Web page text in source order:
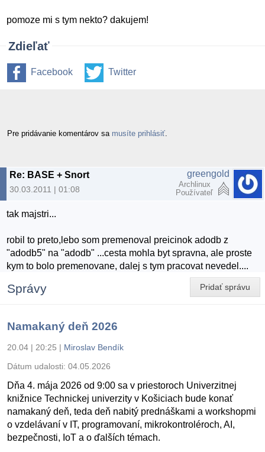
pomoze mi s tym nekto? dakujem!
Zdieľať
Facebook Twitter
Pre pridávanie komentárov sa musíte prihlásiť
Re: BASE + Snort
30.03.2011 | 01:08
greengold
Archlinux
Používateľ
tak majstri...
robil to preto,lebo som premenoval preicinok adodb z
"adodb5" na "adodb" ...cesta mohla byt spravna, ale proste
kym to bolo premenovane, dalej s tym pracovat nevedel....
Pridať správu
Správy
Namakaný deň 2026
20.04 | 20:25 | Miroslav Bendík
Dátum udalosti: 04.05.2026
Dňa 4. mája 2026 od 9:00 sa v priestoroch Univerzitnej
knižnice Technickej univerzity v Košiciach bude konať
namakaný deň, teda deň nabitý prednáškami a workshopmi
o vzdelávaní v IT, programovaní, mikrokontroléroch, AI,
bezpečnosti, IoT a o ďalších témach.